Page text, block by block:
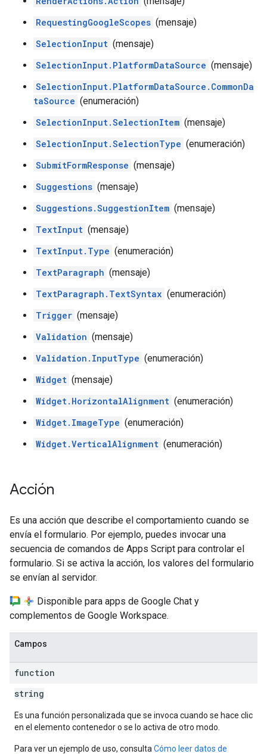
RequestingGoogleScopes (mensaje)
SelectionInput (mensaje)
SelectionInput.PlatformDataSource (mensaje)
SelectionInput.PlatformDataSource.CommonDa
taSource (enumeración)
SelectionInput.SelectionItem (mensaje)
SelectionInput.SelectionType (enumeración)
SubmitFormResponse (mensaje)
Suggestions (mensaje)
Suggestions.SuggestionItem (mensaje)
TextInput (mensaje)
TextInput.Type (enumeración)
TextParagraph (mensaje)
TextParagraph.TextSyntax (enumeración)
Trigger (mensaje)
Validation (mensaje)
Validation.InputType (enumeración)
Widget (mensaje)
Widget.HorizontalAlignment (enumeración)
Widget.ImageType (enumeración)
Widget.VerticalAlignment (enumeración)
Acción
Es una acción que describe el comportamiento cuando se
envía el formulario. Por ejemplo, puedes invocar una
secuencia de comandos de Apps Script para controlar el
formulario. Si se activa la acción, los valores del formulario
se envían al servidor.
Disponible para apps de Google Chat y
complementos de Google Workspace.
Campos
function
string
Es una función personalizada que se invoca cuando se hace clic
en el elemento contenedor o se lo activa de otro modo.
Para ver un ejemplo de uso, consulta Cómo leer datos de